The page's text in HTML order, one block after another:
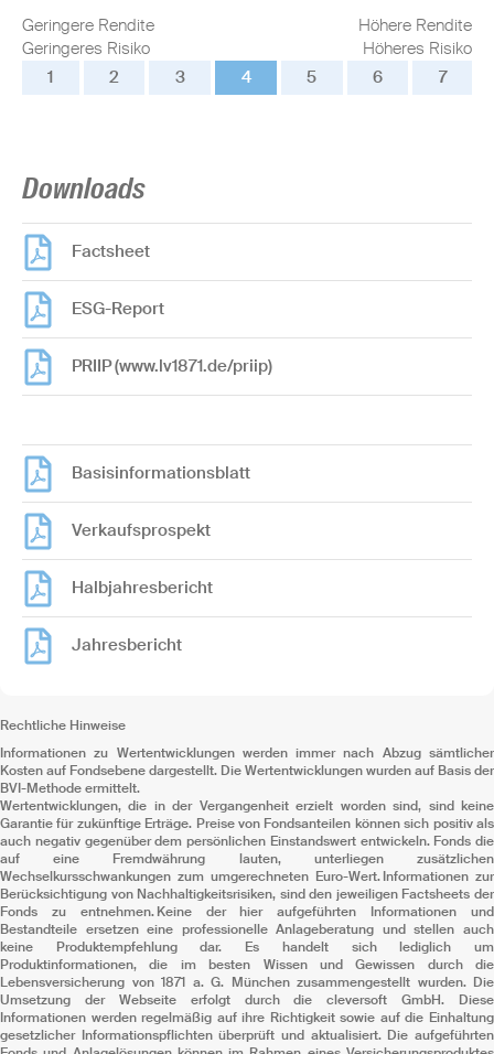
Geringere Rendite
Geringeres Risiko
Höhere Rendite
Höheres Risiko
1
2 3 4 5 6 7
Downloads
Factsheet
ESG-Report
PRIIP (www.lv1871.de/priip)
Basisinformationsblatt
Verkaufsprospekt
Halbjahresbericht
Jahresbericht
Rechtliche Hinweise
Informationen zu Wertentwicklungen werden immer nach Abzug sämtlicher
Kosten auf Fondsebene dargestellt. Die Wertentwicklungen wurden auf Basis der
BVI-Methode ermittelt.
Wertentwicklungen, die in der Vergangenheit erzielt worden sind, sind keine
Garantie für zukünftige Erträge. Preise von Fondsanteilen können sich positiv als
auch negativ gegenüber dem persönlichen Einstandswert entwickeln. Fonds die
auf eine Fremdwährung lauten, unterliegen zusätzlichen
Wechselkursschwankungen zum umgerechneten Euro-Wert. Informationen zur
Berücksichtigung von Nachhaltigkeitsrisiken, sind den jeweiligen Factsheets der
Fonds zu entnehmen. Keine der hier aufgeführten Informationen und
Bestandteile ersetzen eine professionelle Anlageberatung und stellen auch
keine Produktempfehlung dar. Es handelt sich lediglich um
Produktinformationen, die im besten Wissen und Gewissen durch die
Lebensversicherung von 1871 a. G. München zusammengestellt wurden. Die
Umsetzung der Webseite erfolgt durch die cleversoft GmbH. Diese
Informationen werden regelmäßig auf ihre Richtigkeit sowie auf die Einhaltung
gesetzlicher Informationspflichten überprüft und aktualisiert. Die aufgeführten